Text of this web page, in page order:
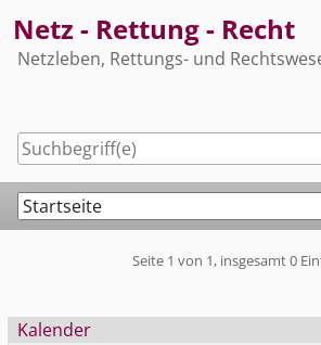
to
content
Netz - Rettung - Recht
Netzleben, Rettungs- und
Navigation
Seite 1 von 1, insgesamt 0
Seitenleiste
Kalender